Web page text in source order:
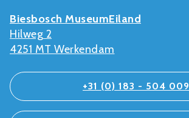
Biesbosch MuseumEiland
Hilweg 2
4251 MT Werkendam
+31 (0) 183 - 504 009